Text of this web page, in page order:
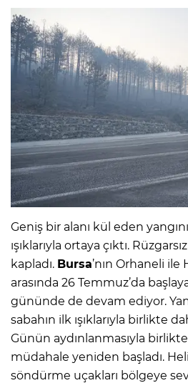
Geniş bir alanı kül eden
ışıklarıyla ortaya çıktı.
kapladı. Bursa’nın Orhaneli ile
arasında 26 Temmuz’da
gününde de devam ediyor.
sabahın ilk ışıklarıyla birlikte
Günün aydınlanmasıyla birlikte
müdahale yeniden başladı.
söndürme uçakları bölgeye